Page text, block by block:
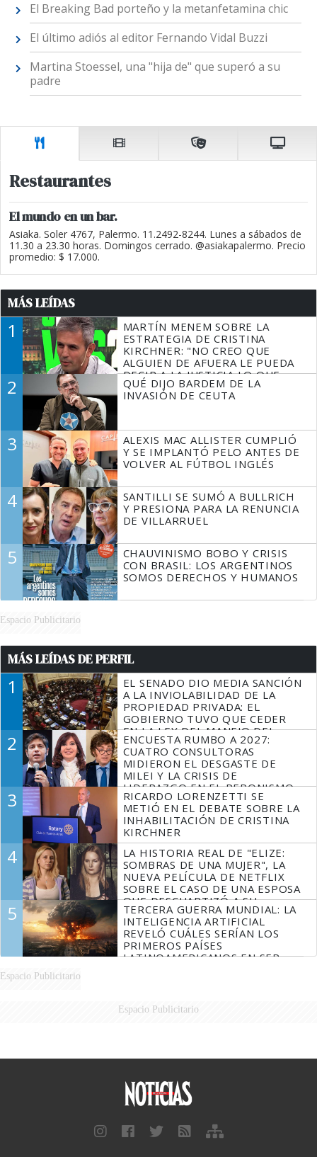
El Breaking Bad porteño y la metanfetamina chic
El último adiós al editor Fernando Vidal Buzzi
Martina Stoessel, una "hija de" que superó a su
padre
Restaurantes
El mundo en un bar.
Asiaka. Soler 4767, Palermo. 11.2492-8244. Lunes a sábados de
11.30 a 23.30 horas. Domingos cerrado. @asiakapalermo. Precio
promedio: $ 17.000.
MÁS LEÍDAS
1
MARTÍN MENEM SOBRE LA
ESTRATEGIA DE CRISTINA
KIRCHNER: "NO CREO QUE
ALGUIEN DE AFUERA LE PUEDA
DECIR A LA JUSTICIA LO QUE
TIENE QUE HACER"
2
QUÉ DIJO BARDEM DE LA
INVASIÓN DE CEUTA
3
ALEXIS MAC ALLISTER CUMPLIÓ
Y SE IMPLANTÓ PELO ANTES DE
VOLVER AL FÚTBOL INGLÉS
4
SANTILLI SE SUMÓ A BULLRICH
Y PRESIONA PARA LA RENUNCIA
DE VILLARRUEL
5
CHAUVINISMO BOBO Y CRISIS
CON BRASIL: LOS ARGENTINOS
SOMOS DERECHOS Y HUMANOS
Espacio Publicitario
MÁS LEÍDAS DE PERFIL
1
EL SENADO DIO MEDIA SANCIÓN
A LA INVIOLABILIDAD DE LA
PROPIEDAD PRIVADA: EL
GOBIERNO TUVO QUE CEDER
EN LA LEY DEL MANEJO DEL
FUEGO
2
ENCUESTA RUMBO A 2027:
CUATRO CONSULTORAS
MIDIERON EL DESGASTE DE
MILEI Y LA CRISIS DE
LIDERAZGO EN EL PERONISMO
3
RICARDO LORENZETTI SE
METIÓ EN EL DEBATE SOBRE LA
INHABILITACIÓN DE CRISTINA
KIRCHNER
4
LA HISTORIA REAL DE "ELIZE:
SOMBRAS DE UNA MUJER", LA
NUEVA PELÍCULA DE NETFLIX
SOBRE EL CASO DE UNA ESPOSA
QUE DESCUARTIZÓ A SU
MARIDO
5
TERCERA GUERRA MUNDIAL: LA
INTELIGENCIA ARTIFICIAL
REVELÓ CUÁLES SERÍAN LOS
PRIMEROS PAÍSES
LATINOAMERICANOS EN SER
Espacio Publicitario
Espacio Publicitario